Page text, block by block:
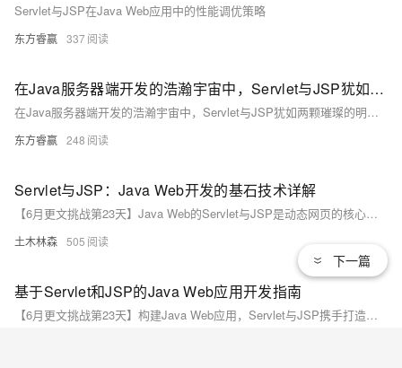
Servlet与JSP在Java Web应用中的性能调优策略
东方睿赢 337
在Java服务器端开发的浩瀚宇宙中，Servlet与JSP犹如两颗璀璨的明星，它们联袂登场，共同编织出动态网站的绚丽篇章。
在Java服务器端开发的浩瀚宇宙中，Servlet与JSP犹如两颗璀璨的明星，它们联袂登场，共同编织出动态网站的绚丽篇章。
东方睿赢 248
Servlet与JSP：Java Web开发的基石技术详解
【6月更文挑战第23天】Java Web的Servlet与JSP是动态网页的核心。Servlet是服务器端的Java应用，处理HTTP请求并响应；JSP则是结合HTML与Java代码的页面，用于动态内容生成。Servlet通过生命周期方法如`init()`、`service()`和`destroy()`工作，而JSP在执行时编译成Servlet。两者在MVC架构中分工，Servlet处理逻辑，JSP展示数据。尽管有Spring MVC等框架，Servlet和JSP仍是理解Web开发基础的关键。
土木林森 505
基于Servlet和JSP的Java Web应用开发指南
【6月更文挑战第23天】构建Java Web应用，Servlet与JSP携手打造在线图书管理系统，涵盖需求分析、设计、编码到测试。通过实例展示了Servlet如何处理用户登录（如`LoginServlet`），JSP负责页面展示（如`login.jsp`和`bookList.jsp`）。应用基于MySQL数据库，包含用户和图书表。登录失败显示错误信息，成功后展示图书列表。部署到Tomcat服务器测试功能。此基础教程为深入Java Web开发奠定了基础。
下一篇